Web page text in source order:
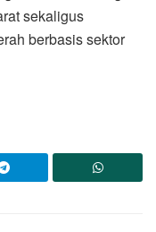
sekaligus
berbasis sektor